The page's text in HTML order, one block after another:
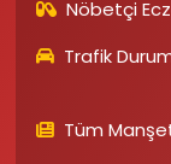
Nöbetçi
Trafik
Tüm